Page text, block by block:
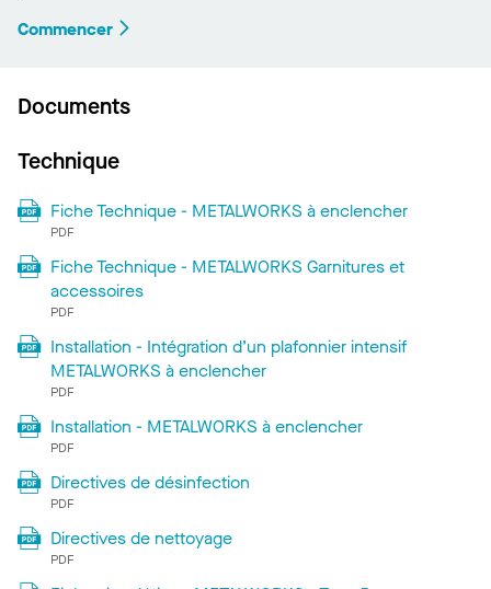
Commencer
Documents
Technique
Fiche Technique - METALWORKS à enclencher
PDF
Fiche Technique - METALWORKS Garnitures et
accessoires
PDF
Installation - Intégration d’un plafonnier intensif
METALWORKS à enclencher
PDF
Installation - METALWORKS à enclencher
PDF
Directives de désinfection
PDF
Directives de nettoyage
PDF